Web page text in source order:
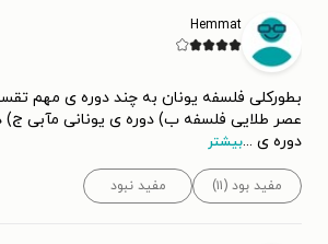
Hemmat
بطورکلی فلسفه یونان به چند دوره ی مهم
عصر طلایی فلسفه ب) دوره ی یونانی مآبی ج)
دوره ی ...بیشتر
مفید بود (۱۱) مفید نبود